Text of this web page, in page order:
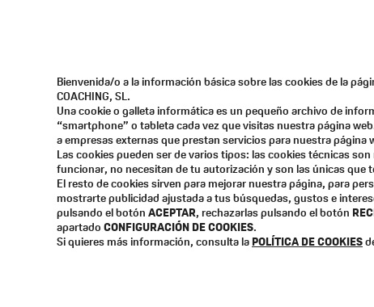
Suscribete a mi email
PROFESIONAL EDUCATIVO
Bienvenida/o a la información básica sobre las cookies de la
COACHING, SL.
Una cookie o galleta informática es un pequeño archivo de
“smartphone” o tableta cada vez que visitas nuestra página
a empresas externas que prestan servicios para nuestra página
Las cookies pueden ser de varios tipos: las cookies técnicas
funcionar, no necesitan de tu autorización y son las únicas que
El resto de cookies sirven para mejorar nuestra página, para
mostrarte publicidad ajustada a tus búsquedas, gustos e
pulsando el botón ACEPTAR, rechazarlas pulsando el botón
apartado CONFIGURACIÓN DE COOKIES.
Si quieres más información, consulta la POLÍTICA DE COOKIES